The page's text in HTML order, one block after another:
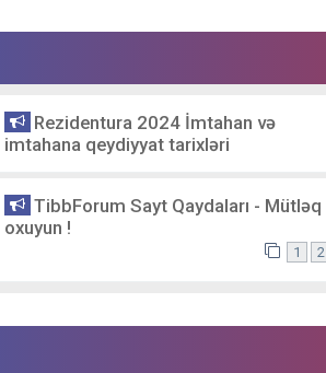
Rezidentura 2024 İmtahan və
imtahana qeydiyyat tarixləri
TibbForum Sayt Qaydaları - Mütləq
oxuyun !
1 2